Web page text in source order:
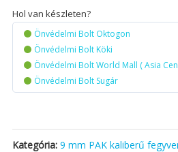
Hol van készleten?
Önvédelmi Bolt Oktogon
Önvédelmi Bolt Köki
Önvédelmi Bolt World Mall ( Asia
Önvédelmi Bolt Sugár
Kategória: 9 mm PAK kaliberű